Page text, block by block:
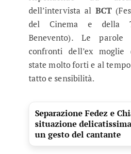
dell’intervista al BCT
del Cinema e della
Benevento). Le
confronti dell’ex moglie
state molto forti e al
tatto e sensibilità.
Separazione Fedez e
situazione
un gesto del cantante